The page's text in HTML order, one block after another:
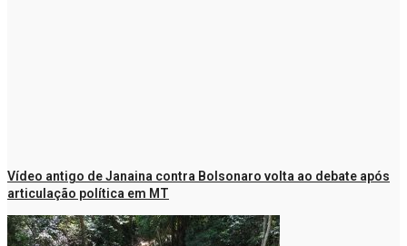
Vídeo antigo de Janaina contra Bolsonaro volta ao debate após
articulação política em MT